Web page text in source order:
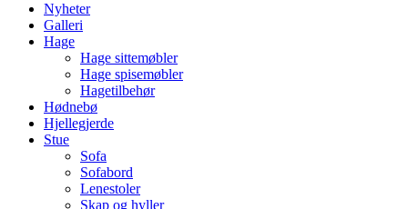
Nyheter
Galleri
Hage
Hage sittemøbler
Hage spisemøbler
Hagetilbehør
Hødnebø
Hjellegjerde
Stue
Sofa
Sofabord
Lenestoler
Skap og hyller